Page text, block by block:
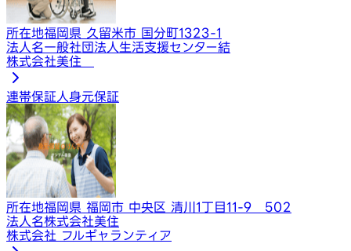
所在地福岡県 久留米市 国分町1323-1
法人名一般社団法人生活支援センター結
株式会社美住
連帯保証人身元保証
所在地福岡県 福岡市 中央区 清川1丁目11-9 502
法人名株式会社美住
株式会社 フルギャランティア